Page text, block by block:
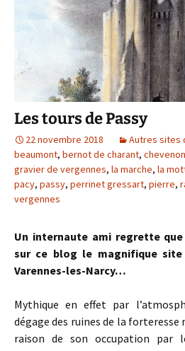
Les tours de Passy
22 novembre 2018
Autres sites
beaumont, bernot de charant, chevenon
gravier de vergennes, la marche, la
pacy, passy, perrinet gressart, pierre,
vergennes
Un internaute ami regrette que
sur ce blog le magnifique site
Varennes-les-Narcy…
Mythique en effet par
dégage des ruines de la forteresse
raison de son occupation par